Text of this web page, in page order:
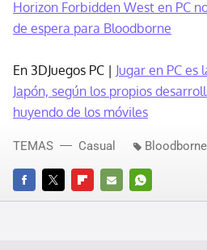
Horizon Forbidden West en PC
de espera para Bloodborne
En 3DJuegos PC | Jugar en PC
Japón, según los propios
huyendo de los móviles
FACEBOOKTWITTERFLIPBOARD
E-
WHATSAPP
TEMAS Casual Bloodborne